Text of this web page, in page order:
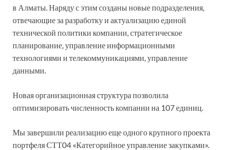
в Алматы. Наряду с этим созданы новые подразделения,
отвечающие за разработку и актуализацию единой
технической политики компании, стратегическое
планирование, управление информационными
технологиями и телекоммуникациями, управление
данными.
Новая организационная структура позволила
оптимизировать численность компании на 107 единиц.
Мы завершили реализацию еще одного крупного проекта
портфеля СТТ04 «Категорийное управление закупками».